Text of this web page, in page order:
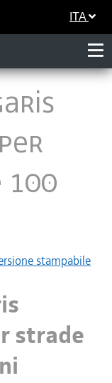
ITA
stampabile
strade